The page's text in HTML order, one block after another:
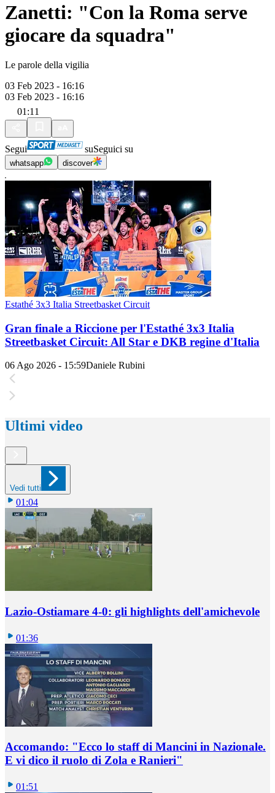
Zanetti: "Con la Roma serve
giocare da squadra"
Le parole della vigilia
03 Feb 2023 - 16:16
03 Feb 2023 - 16:16
01:11
Segui suSeguici su
whatsapp discover
Estathé 3x3 Italia Streetbasket Circuit
Gran finale a Riccione per l'Estathé 3x3 Italia
Streetbasket Circuit: All Star e DKB regine d'Italia
06 Ago 2026 - 15:59Daniele Rubini
Ultimi video
Vedi tutti
01:04
Lazio-Ostiamare 4-0: gli highlights dell'amichevole
01:36
Accomando: "Ecco lo staff di Mancini in Nazionale.
E vi dico il ruolo di Zola e Ranieri"
01:51